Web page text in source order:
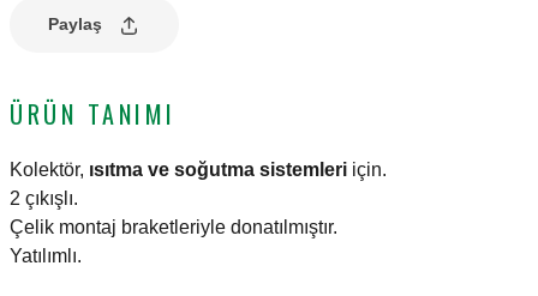
Paylaş
ÜRÜN TANIMI
Kolektör, ısıtma ve soğutma sistemleri için.
2 çıkışlı.
Çelik montaj braketleriyle donatılmıştır.
Yatılımlı.